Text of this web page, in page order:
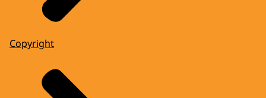
Copyright